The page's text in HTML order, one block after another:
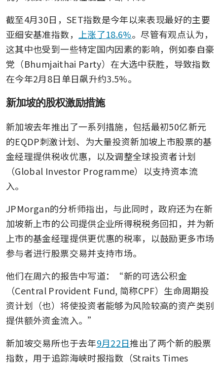
截至4月30日，SET指数是今年以来表现最好的主要
亚细安基准指数，
上涨了18.6%。尽管有观点认为，
这其中也受到一些特定国内因素的影响，例如泰自豪
党（Bhumjaithai Party）在大选中获胜，导致指数
在今年2月8日单日飙升约3.5%。
新加坡的股权激励措施
新加坡去年推出了一系列措施，包括最初50亿新元
的EQDP刺激计划、为大量投资新加坡上市股票的基
金经理提供税收优惠，以及调整全球投资者计划
（Global Investor Programme）以支持资本流
入。
JPMorgan的分析师指出，与此同时，政府还为在新
加坡新上市的公司提供企业所得税税务回扣，并为新
上市的基金经理提供更优惠的税率，以鼓励更多市场
参与者进行股票交易并支持市场。
他们在周六的报告中写道：“新的可选公积金
（Central Provident Fund, 简称CPF）生命周期投
资计划（也）将使投资者能够为风险较高的资产类别
提供额外资金流入。”
新加坡交易所也于去年9月22日推出了两个新的股票
指数，用于追踪海峡时报指数（Straits Times